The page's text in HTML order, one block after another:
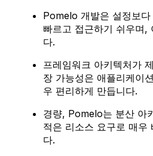
Pomelo 개발은 설정보
빠르고 접근하기 쉬우며,
다.
프레임워크 아키텍처가
장 가능성은 애플리케이
우 편리하게 만듭니다.
경량, Pomelo는 분산 아
적은 리소스 요구로 매우
다.